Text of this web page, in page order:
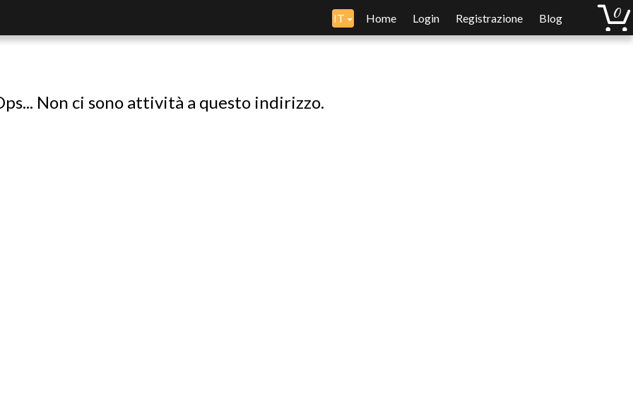
IT Home Login Registrazione Blog
Non ci sono attività a questo indirizzo.